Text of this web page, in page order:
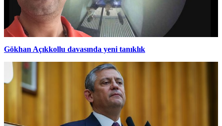
Gökhan Açıkkollu davasında yeni tanıklık